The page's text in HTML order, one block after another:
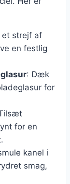
strejf af
en festlig
: Dæk
for
for en
kanel i
smag,